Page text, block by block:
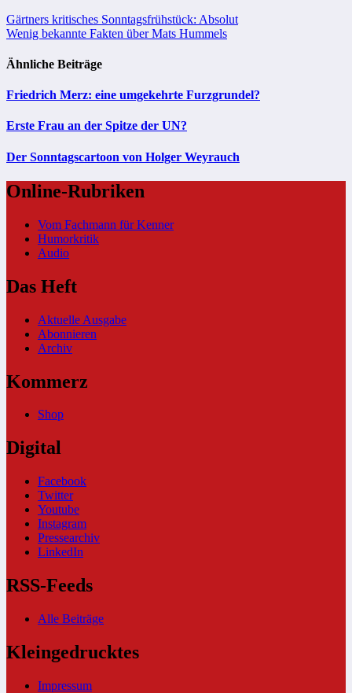
Beitragsnavigation
Gärtners kritisches Sonntagsfrühstück: Absolut
Wenig bekannte Fakten über Mats Hummels
Ähnliche Beiträge
Friedrich Merz: eine umgekehrte Furzgrundel?
Erste Frau an der Spitze der UN?
Der Sonntagscartoon von Holger Weyrauch
Online-Rubriken
Vom Fachmann für Kenner
Humorkritik
Audio
Das Heft
Aktuelle Ausgabe
Abonnieren
Archiv
Kommerz
Shop
Digital
Facebook
Twitter
Youtube
Instagram
Pressearchiv
LinkedIn
RSS-Feeds
Alle Beiträge
Kleingedrucktes
Impressum